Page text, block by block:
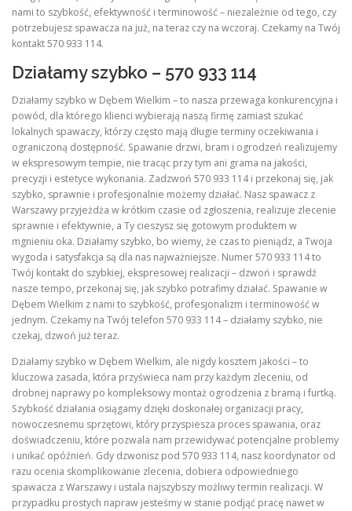
nami to szybkość, efektywność i terminowość – niezależnie od tego, czy
potrzebujesz spawacza na już, na teraz czy na wczoraj. Czekamy na Twój
kontakt 570 933 114.
Działamy szybko – 570 933 114
Działamy szybko w Dębem Wielkim – to nasza przewaga konkurencyjna i
powód, dla którego klienci wybierają naszą firmę zamiast szukać
lokalnych spawaczy, którzy często mają długie terminy oczekiwania i
ograniczoną dostępność. Spawanie drzwi, bram i ogrodzeń realizujemy
w ekspresowym tempie, nie tracąc przy tym ani grama na jakości,
precyzji i estetyce wykonania. Zadzwoń 570 933 114 i przekonaj się, jak
szybko, sprawnie i profesjonalnie możemy działać. Nasz spawacz z
Warszawy przyjeżdża w krótkim czasie od zgłoszenia, realizuje zlecenie
sprawnie i efektywnie, a Ty cieszysz się gotowym produktem w
mgnieniu oka. Działamy szybko, bo wiemy, że czas to pieniądz, a Twoja
wygoda i satysfakcja są dla nas najważniejsze. Numer 570 933 114 to
Twój kontakt do szybkiej, ekspresowej realizacji – dzwoń i sprawdź
nasze tempo, przekonaj się, jak szybko potrafimy działać. Spawanie w
Dębem Wielkim z nami to szybkość, profesjonalizm i terminowość w
jednym. Czekamy na Twój telefon 570 933 114 – działamy szybko, nie
czekaj, dzwoń już teraz.
Działamy szybko w Dębem Wielkim, ale nigdy kosztem jakości – to
kluczowa zasada, która przyświeca nam przy każdym zleceniu, od
drobnej naprawy po kompleksowy montaż ogrodzenia z bramą i furtką.
Szybkość działania osiągamy dzięki doskonałej organizacji pracy,
nowoczesnemu sprzętowi, który przyspiesza proces spawania, oraz
doświadczeniu, które pozwala nam przewidywać potencjalne problemy
i unikać opóźnień. Gdy dzwonisz pod 570 933 114, nasz koordynator od
razu ocenia skomplikowanie zlecenia, dobiera odpowiedniego
spawacza z Warszawy i ustala najszybszy możliwy termin realizacji. W
przypadku prostych napraw jesteśmy w stanie podjąć pracę nawet w